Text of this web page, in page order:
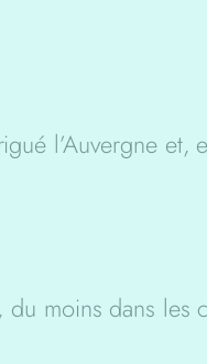
l’Auvergne et,
moins dans les